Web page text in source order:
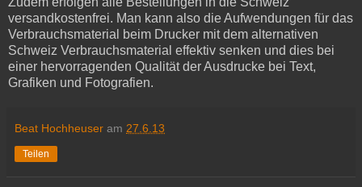
versandkostenfrei. Man kann also die Aufwendungen für das
Verbrauchsmaterial beim Drucker mit dem alternativen
Schweiz Verbrauchsmaterial effektiv senken und dies bei
einer hervorragenden Qualität der Ausdrucke bei Text,
Grafiken und Fotografien.
Beat Hochheuser am 27.6.13
Teilen